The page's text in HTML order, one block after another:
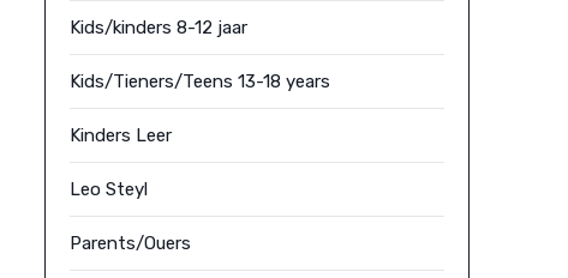
Kids/kinders 8-12 jaar
Kids/Tieners/Teens 13-18 years
Kinders Leer
Leo Steyl
Parents/Ouers